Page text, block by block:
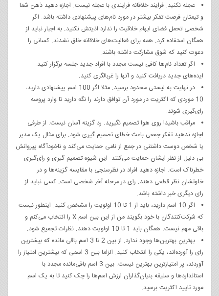
عجله نکنید. فرایند خلاقانه فرایندی با عجله نیست. اجازه دهید ذهن شما
و تیمتان فرصت تفکر بیشتر در مورد نام‌های پیشنهادی داشته باشد. اگر
شخصی تحمل فضای ابهام خلاقیت را ندارد اذیتش نکنید. به اجبار نباید از
همگان استفاده کرد. همه برای فعالیت‌های خلاقانه خلق نشدند. کسانی را
دعوت کنید که شوق مشارکت داشته باشند.
اگر تعداد نام‌ها کافی نیست مجدد با افراد جدید جلسه برگزار کنید.
ایده‌های جدید دریافت کنید و آنها را غربالگری کنید.
در نهایت به لیستی محدود برسید. مثلا اگر 100 اسم پیشنهادی دارید،
10 موردی که اکثریت در مورد آن توافق دارند را نگه دارید تا وارد پروسه
رای‌گیری شوند.
مراقب باشید! روی هوا تصمیم نگیرید. رد گزینه آسان نیست. از طرفی
اجازه ندهید تفکر جمعی باعث خطای تصمیم گیری شود. برای مثال یک مدیر
یا شخص دوست داشتنی در جمع از نامی حمایت می‌کند و ناخودآگاه پیروانش
بی دلیل از نظر ایشان حمایت می‌کنند. این شیوه تصمیم گیری و رای‌گیری
خطرناک است. اجازه دهید افراد در نظرسنجی با مقایسه گزینه‌ها و در
خلوتشان نظر قطعی دهند. رای در مرحله آخر شخصی است. کسی نباید از
رای دیگری خبر داشته باشد.
اگر 10 اسم دارید، باید از 1 تا 10 اولویت را مشخص کنید. اینطور نیست
که شرکت‌کنندگان با خود بگویند من از این بین اسم X را انتخاب می‌کنم و
باقی مهم نیست. همگان باید 1 تا 10 اولویت دهند. نظرات تجمیع شود.
بهترینِ بهترین‌ها وجود ندارد. از بین 2 تا 3 اسم باقی مانده که بیشترین
رای را آورده‌اند، یکی را انتخاب کنید. الزاما بین 3 اسمی که بیشترین امتیاز را
آوردند، پر امتیازترین بهترین نیست. بین 3 اسم باقی‌مانده مجدد با
استانداردها و سلیقه بنیان‌گذاران ارزش اسم‌ها را چک کنید تا به یک اسم
مورد تایید اکثریت برسید.